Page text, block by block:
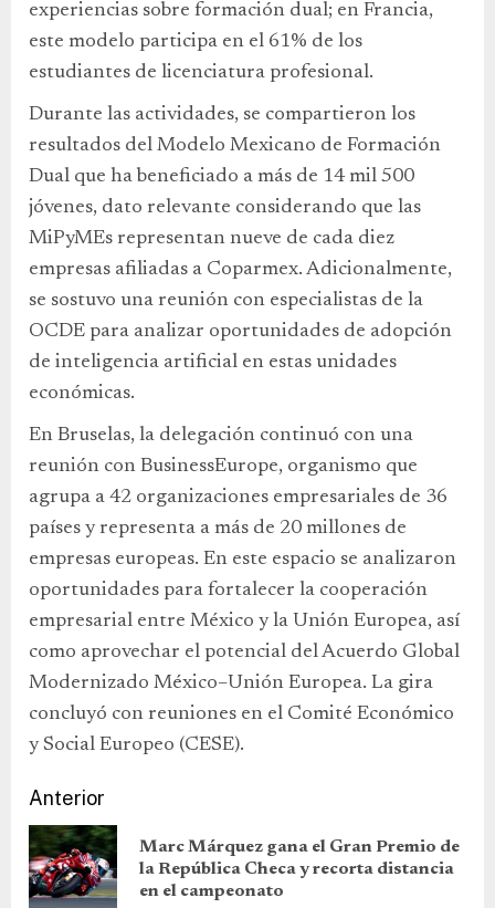
experiencias sobre formación dual; en Francia,
este modelo participa en el 61% de los
estudiantes de licenciatura profesional.
Durante las actividades, se compartieron los
resultados del Modelo Mexicano de Formación
Dual que ha beneficiado a más de 14 mil 500
jóvenes, dato relevante considerando que las
MiPyMEs representan nueve de cada diez
empresas afiliadas a Coparmex. Adicionalmente,
se sostuvo una reunión con especialistas de la
OCDE para analizar oportunidades de adopción
de inteligencia artificial en estas unidades
económicas.
En Bruselas, la delegación continuó con una
reunión con BusinessEurope, organismo que
agrupa a 42 organizaciones empresariales de 36
países y representa a más de 20 millones de
empresas europeas. En este espacio se analizaron
oportunidades para fortalecer la cooperación
empresarial entre México y la Unión Europea, así
como aprovechar el potencial del Acuerdo Global
Modernizado México–Unión Europea. La gira
concluyó con reuniones en el Comité Económico
y Social Europeo (CESE).
Anterior
Marc Márquez gana el Gran Premio de
la República Checa y recorta distancia
en el campeonato